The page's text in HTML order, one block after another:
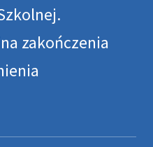
zakończenia